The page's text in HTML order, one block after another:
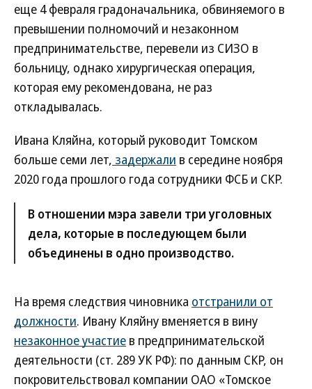
еще 4 февраля градоначальника, обвиняемого в
превышении полномочий и незаконном
предпринимательстве, перевели из СИЗО в
больницу, однако хирургическая операция,
которая ему рекомендована, не раз
откладывалась.
Ивана Кляйна, который руководит Томском
больше семи лет, задержали в середине ноября
2020 года прошлого года сотрудники ФСБ и СКР.
В отношении мэра завели три уголовных
дела, которые в последующем были
объединены в одно производство.
На время следствия чиновника отстранили от
должности. Ивану Кляйну вменяется в вину
незаконное участие в предпринимательской
деятельности (ст. 289 УК РФ): по данным СКР, он
покровительствовал компании ОАО «Томское